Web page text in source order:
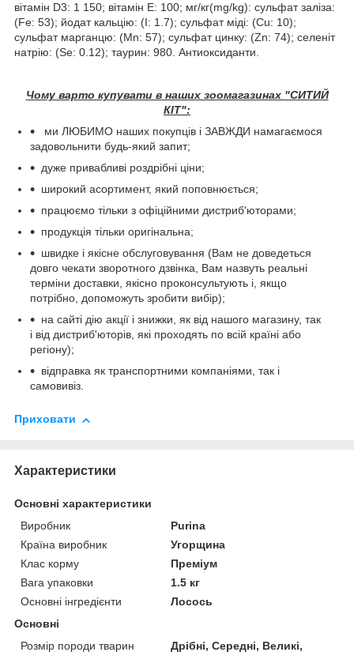
вітамін D3: 1 150; вітамін Е: 100; мг/кг(mg/kg): сульфат заліза:
(Fe: 53); йодат кальцію: (I: 1.7); сульфат міді: (Cu: 10);
сульфат марганцю: (Mn: 57); сульфат цинку: (Zn: 74); селеніт
натрію: (Se: 0.12); таурин: 980. Aнтиоксиданти.
Чому варто купувати в наших зоомагазинах "СИТИЙ
КІТ":
ми ЛЮБИМО наших покупців і ЗАВЖДИ намагаємося
задовольнити будь-який запит;
дуже привабливі роздрібні ціни;
широкий асортимент, який поповнюється;
працюємо тільки з офіційними дистриб'юторами;
продукція тільки оригінальна;
швидке і якісне обслуговування (Вам не доведеться
довго чекати зворотного дзвінка, Вам назвуть реальні
терміни доставки, якісно проконсультують і, якщо
потрібно, допоможуть зробити вибір);
на сайті дію акції і знижки, як від нашого магазину, так
і від дистриб'юторів, які проходять по всій країні або
регіону);
відправка як транспортними компаніями, так і
самовивіз.
Приховати
Характеристики
Основні характеристики
Виробник
Purina
Країна виробник
Угорщина
Клас корму
Преміум
Вага упаковки
1.5 кг
Основні інгредієнти
Лосось
Основні
Розмір породи тварин
Дрібні, Середні, Великі,